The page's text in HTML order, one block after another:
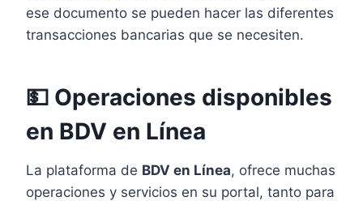
ese documento se pueden hacer las diferentes
transacciones bancarias que se necesiten.
💵 Operaciones disponibles
en BDV en Línea
La plataforma de BDV en Línea, ofrece muchas
operaciones y servicios en su portal, tanto para